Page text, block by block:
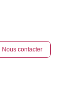
Nous contacter